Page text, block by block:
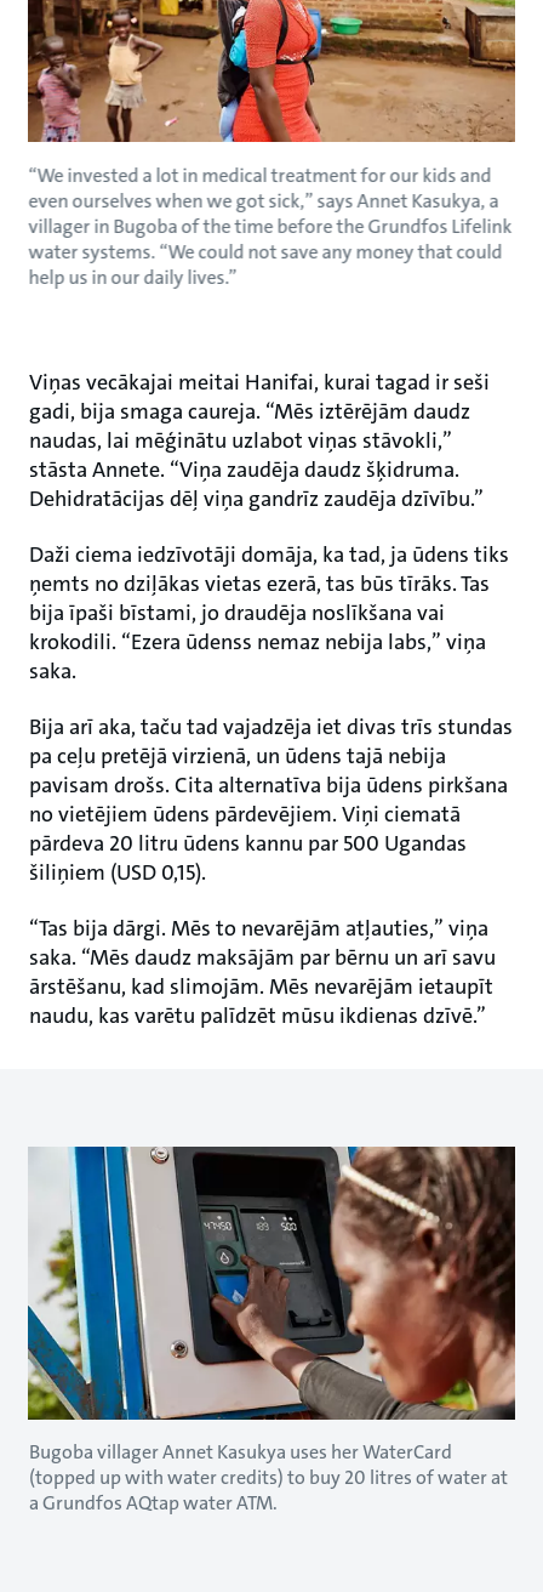
“We invested a lot in medical treatment for our kids and
even ourselves when we got sick,” says Annet Kasukya, a
villager in Bugoba of the time before the Grundfos Lifelink
water systems. “We could not save any money that could
help us in our daily lives.”
Viņas vecākajai meitai Hanifai, kurai tagad ir seši
gadi, bija smaga caureja. “Mēs iztērējām daudz
naudas, lai mēģinātu uzlabot viņas stāvokli,”
stāsta Annete. “Viņa zaudēja daudz šķidruma.
Dehidratācijas dēļ viņa gandrīz zaudēja dzīvību.”
Daži ciema iedzīvotāji domāja, ka tad, ja ūdens tiks
ņemts no dziļākas vietas ezerā, tas būs tīrāks. Tas
bija īpaši bīstami, jo draudēja noslīkšana vai
krokodili. “Ezera ūdenss nemaz nebija labs,” viņa
saka.
Bija arī aka, taču tad vajadzēja iet divas trīs stundas
pa ceļu pretējā virzienā, un ūdens tajā nebija
pavisam drošs. Cita alternatīva bija ūdens pirkšana
no vietējiem ūdens pārdevējiem. Viņi ciematā
pārdeva 20 litru ūdens kannu par 500 Ugandas
šiliņiem (USD 0,15).
“Tas bija dārgi. Mēs to nevarējām atļauties,” viņa
saka. “Mēs daudz maksājām par bērnu un arī savu
ārstēšanu, kad slimojām. Mēs nevarējām ietaupīt
naudu, kas varētu palīdzēt mūsu ikdienas dzīvē.”
Bugoba villager Annet Kasukya uses her WaterCard
(topped up with water credits) to buy 20 litres of water at
a Grundfos AQtap water ATM.